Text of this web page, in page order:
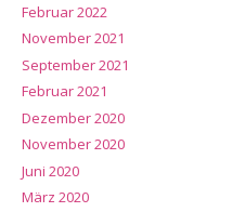
Februar 2022
November 2021
September 2021
Februar 2021
Dezember 2020
November 2020
Juni 2020
März 2020